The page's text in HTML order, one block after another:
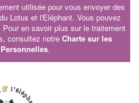
utilisée pour vous envoyer des
Lotus et l'Eléphant. Vous pouvez
en savoir plus sur le traitement
consultez notre Charte sur les
.